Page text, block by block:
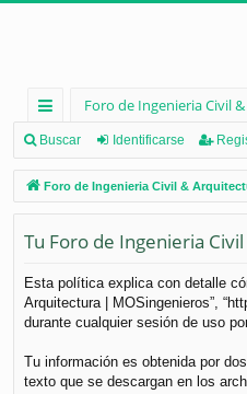
nl
ac
es
rá
pi
d
Foro de Ingenieria Civil
Buscar Identificarse
Foro de Ingenieria Civil &
Tu Foro de Ingenieria
Esta política explica con detalle
Arquitectura | MOSingenieros”,
durante cualquier sesión de uso
Tu información es obtenida por
texto que se descargan en los